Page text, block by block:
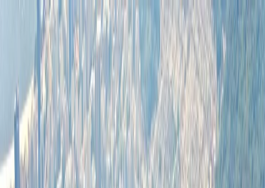
Flights
Hotels
Vacation
Car Rental
Transfers
Log in/Sign up
Travomint.com
location.
Go to Travomint.com instead.
Tabla de contenido